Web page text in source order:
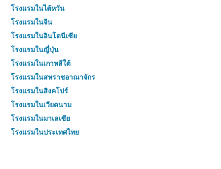
โรงแรมในไต้หวัน
โรงแรมในจีน
โรงแรมในอินโดนีเซีย
โรงแรมในญี่ปุ่น
โรงแรมในเกาหลีใต้
โรงแรมในสหราชอาณาจักร
โรงแรมในสิงคโปร์
โรงแรมในเวียดนาม
โรงแรมในมาเลเซีย
โรงแรมในประเทศไทย